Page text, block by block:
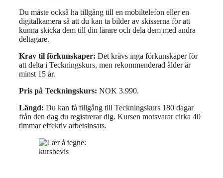
Du måste också ha tillgång till en mobiltelefon eller en
digitalkamera så att du kan ta bilder av skisserna för att
kunna skicka dem till din lärare och dela dem med andra
deltagare.
Krav til förkunskaper: Det krävs inga förkunskaper för
att delta i Teckningskurs, men rekommenderad ålder är
minst 15 år.
Pris på Teckningskurs: NOK 3.990.
Längd: Du kan få tillgång till Teckningskurs 180 dagar
från den dag du registrerar dig. Kursen motsvarar cirka 40
timmar effektiv arbetsinsats.